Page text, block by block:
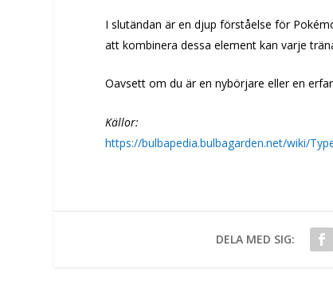
I slutändan är en djup förståelse för
att kombinera dessa element kan varje
Oavsett om du är en nybörjare eller en
Källor:
https://bulbapedia.bulbagarden.net/wiki/
DELA MED SIG: